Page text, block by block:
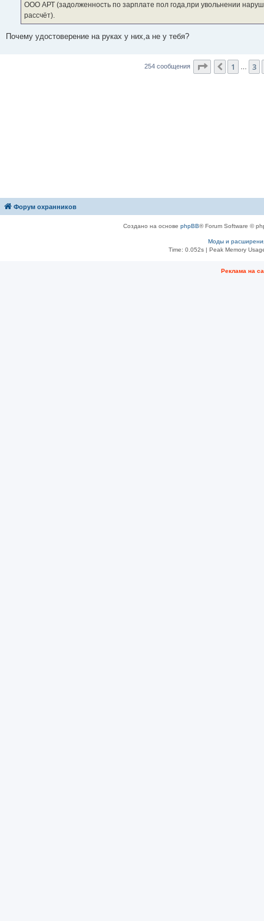
ООО АРТ (задолженность по зарплате пол года,при увольнении
рассчёт).
Почему удостоверение на руках у них,а не у тебя?
254 сообщения Страница
Пред.
1 3
Форум охранников
Создано на основе phpBB® Forum Software ©
Моды и
Time: 0.052s| Peak Memory
Рeклама на